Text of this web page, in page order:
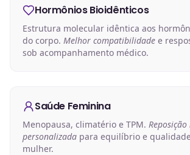
Hormônios Bioidênticos
Estrutura molecular idêntica aos
do corpo. Melhor compatibilidade e
sob acompanhamento médico.
Saúde Feminina
Menopausa, climatério e TPM.
personalizada para equilíbrio e
mulher.